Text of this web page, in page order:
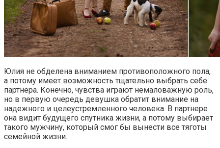
Юлия не обделена вниманием противоположного пола,
а потому имеет возможность тщательно выбрать себе
партнера. Конечно, чувства играют немаловажную роль,
но в первую очередь девушка обратит внимание на
надежного и целеустремленного человека. В партнере
она видит будущего спутника жизни, а потому выбирает
такого мужчину, который смог бы вынести все тяготы
семейной жизни.